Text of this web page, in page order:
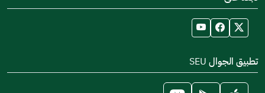
تطبيق الجوال SEU